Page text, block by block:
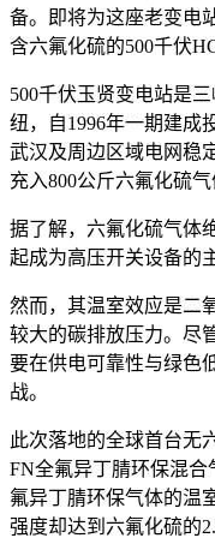
备。即将为这座老变电
含六氟化硫的500千伏
500千伏玉贤变电站是
纽，自1996年一期建成
武汉及周边区域电网稳
充入800公斤六氟化硫
据了解，六氟化硫气体
起成为高压开关设备的
然而，其温室效应是二
较大的碳排放压力。尽
要在供电可靠性与绿色
战。
此次落地的全球首台无
FN全氟异丁腈环保混合
氟异丁腈环保气体的温
强度却达到六氟化硫的